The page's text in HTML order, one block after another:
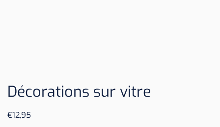
Décorations sur vitre
€12,95